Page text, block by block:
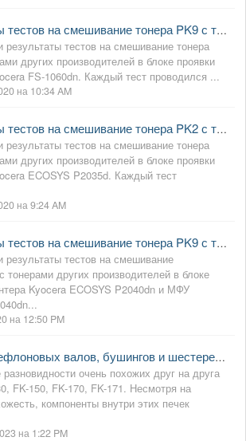
Результаты тестов на смешивание тонера PK9 с тонерами других производителей в Kyocera FS-1060dn
результаты тестов на смешивание тонера
других производителей в блоке проявки
FS-1060dn. Каждый тест проводился ...
на 10:34 AM
Результаты тестов на смешивание тонера PK2 с тонерами других производителей в Kyocera ECOSYS P2035d
результаты тестов на смешивание тонера
других производителей в блоке проявки
ECOSYS P2035d. Каждый тест
на 9:24 AM
Результаты тестов на смешивание тонера PK9 с тонерами других производителей в Kyocera ECOSYS P2040dn и M2040dn
результаты тестов на смешивание
тонерами других производителей в блоке
Kyocera ECOSYS P2040dn и МФУ
на 12:50 PM
Отличия тефлоновых валов, бушингов и шестерен тефлонового вала во фьюзерах Kyocera FK-130, FK-150, FK-170, FK-171
очень похожих друг на друга
FK-150, FK-170, FK-171. Несмотря на
компоненты внутри этих печек
на 1:22 PM